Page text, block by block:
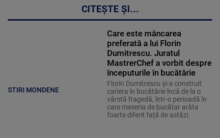
CITEȘTE ȘI...
STIRI MONDENE
Care este mâncarea
preferată a lui Florin
Dumitrescu. Juratul
MastrerChef a vorbit despre
începuturile în bucătărie
Florin Dumitrescu și-a construit
cariera în bucătărie încă de la o
vârstă fragedă, într-o perioadă în
care meseria de bucătar arăta
foarte diferit față de astăzi.